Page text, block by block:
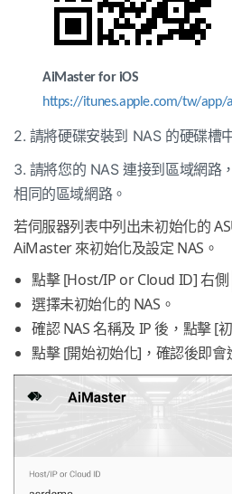
AiMasterfor iOS
https://itunes.apple.com/tw/app/
2. 請將硬碟安裝到 NAS 的硬碟槽
3. 請將您的 NAS 連接到區域網路
相同的區域網路。
若伺服器列表中列出未初始化的
AiMaster 來初始化及設定 NAS。
點擊 [Host/IP or Cloud ID] 右側
選擇未初始化的 NAS。
確認 NAS 名稱及 IP 後，點擊 [
點擊 [開始初始化]，確認後即會